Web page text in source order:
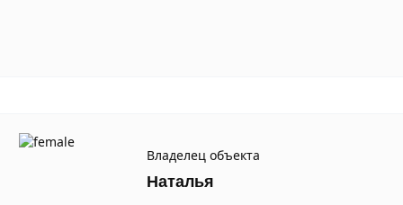
Владелец объекта
Наталья